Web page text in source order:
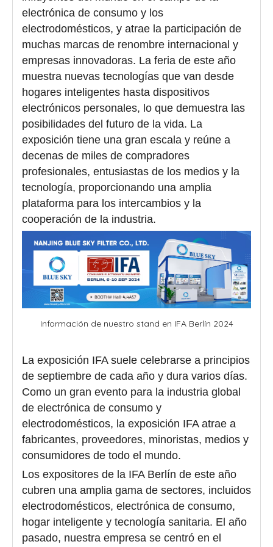
electrónica de consumo y los
electrodomésticos, y atrae la participación de
muchas marcas de renombre internacional y
empresas innovadoras. La feria de este año
muestra nuevas tecnologías que van desde
hogares inteligentes hasta dispositivos
electrónicos personales, lo que demuestra las
posibilidades del futuro de la vida. La
exposición tiene una gran escala y reúne a
decenas de miles de compradores
profesionales, entusiastas de los medios y la
tecnología, proporcionando una amplia
plataforma para los intercambios y la
cooperación de la industria.
Información de nuestro stand en IFA Berlín 2024
La exposición IFA suele celebrarse a principios
de septiembre de cada año y dura varios días.
Como un gran evento para la industria global
de electrónica de consumo y
electrodomésticos, la exposición IFA atrae a
fabricantes, proveedores, minoristas, medios y
consumidores de todo el mundo.
Los expositores de la IFA Berlín de este año
cubren una amplia gama de sectores, incluidos
electrodomésticos, electrónica de consumo,
hogar inteligente y tecnología sanitaria. El año
pasado, nuestra empresa se centró en el